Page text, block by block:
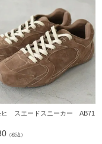
ヒ スエードスニーカー AB71
（税込）